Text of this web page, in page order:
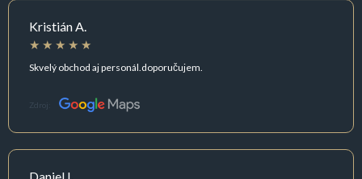
Kristián A.
Skvelý obchod aj personál.doporučujem.
Zdroj: